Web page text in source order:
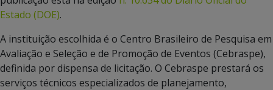
Estado (DOE).
A instituição escolhida é o Centro Brasileiro de Pesquisa em
Avaliação e Seleção e de Promoção de Eventos (Cebraspe),
definida por dispensa de licitação. O Cebraspe prestará os
serviços técnicos especializados de planejamento,